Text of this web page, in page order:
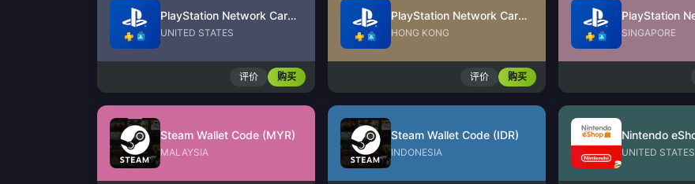
PlayStation Network Card (US)
UNITED STATES
评价 购买
PlayStation Network Card (HK)
HONG KONG
评价 购买
SINGAPORE
Steam Wallet Code (MYR)
MALAYSIA
Steam Wallet Code (IDR)
INDONESIA UNITED STATES